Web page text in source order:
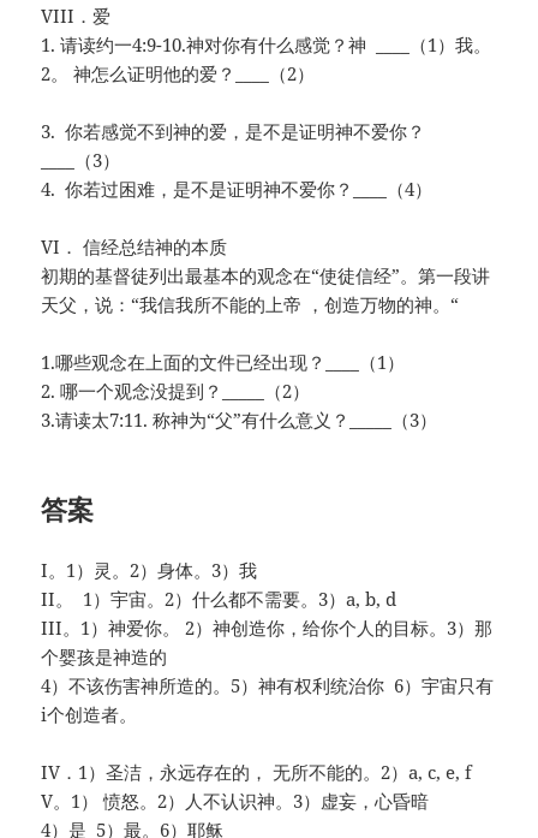
VIII．爱
1. 请读约一4:9-10.神对你有什么感觉？神 ____（1）我。
2。 神怎么证明他的爱？____（2）
3. 你若感觉不到神的爱，是不是证明神不爱你？
____（3）
4. 你若过困难，是不是证明神不爱你？____（4）
VI． 信经总结神的本质
初期的基督徒列出最基本的观念在“使徒信经”。第一段讲
天父，说：“我信我所不能的上帝 ，创造万物的神。“
1.哪些观念在上面的文件已经出现？____（1）
2. 哪一个观念没提到？_____（2）
3.请读太7:11. 称神为“父”有什么意义？_____（3）
答案
I。1）灵。2）身体。3）我
II。 1）宇宙。2）什么都不需要。3）a, b, d
III。1）神爱你。 2）神创造你，给你个人的目标。3）那
个婴孩是神造的
4）不该伤害神所造的。5）神有权利统治你 6）宇宙只有
i个创造者。
IV．1）圣洁，永远存在的， 无所不能的。2）a, c, e, f
V。1） 愤怒。2）人不认识神。3）虚妄，心昏暗
4）是 5）最。6）耶稣